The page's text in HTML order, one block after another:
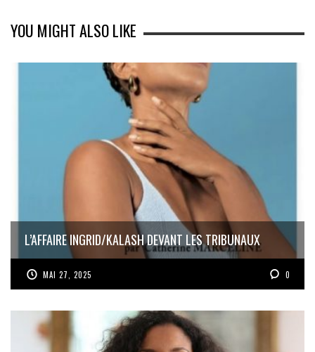
YOU MIGHT ALSO LIKE
L’AFFAIRE INGRID/KALASH DEVANT LES TRIBUNAUX
MAI 27, 2025 0